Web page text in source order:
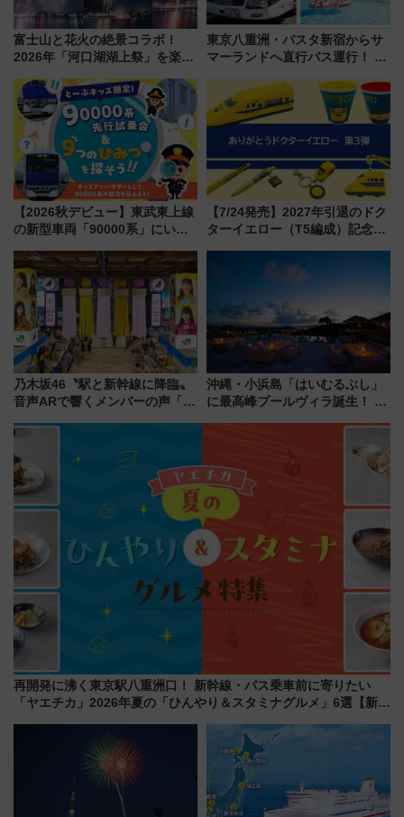
富士山と花火の絶景コラボ！
2026年「河口湖湖上祭」を楽し
ススメ
東京八重洲・バスタ新宿からサ
マーランドへ直行バス運行！ お
推し活を楽しもう！（2026年
8/1～31）
【2026秋デビュー】東武東上線
の新型車両「90000系」にいち
向け先行試乗会でキッズアンバ
サダーになろう
【7/24発売】2027年引退のドク
ターイエロー（T5編成）記念グ
送の目覚まし時計など通販・販
乃木坂46〝駅と新幹線に降臨〟
音声ARで響くメンバーの声「真
沖縄・小浜島「はいむるぶし」
に最高峰プールヴィラ誕生！ 石
再開発に沸く東京駅八重洲口！ 新幹線・バス乗車前に寄りたい
「ヤエチカ」2026年夏の「ひんやり＆スタミナグルメ」6選【新店